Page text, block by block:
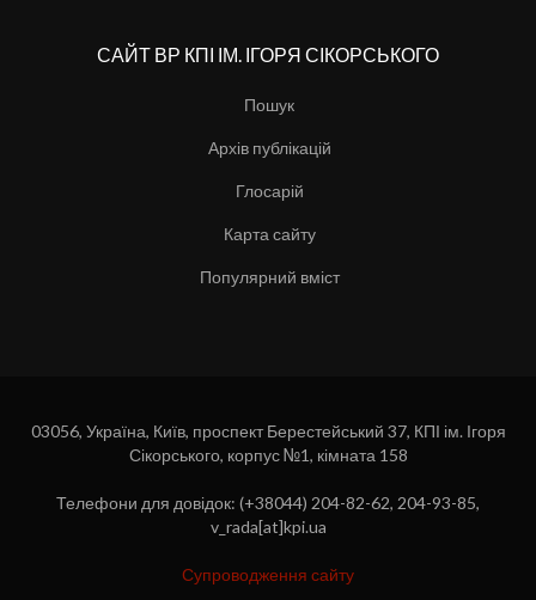
САЙТ ВР КПІ ІМ. ІГОРЯ СІКОРСЬКОГО
Пошук
Архів публікацій
Глосарій
Карта сайту
Популярний вміст
03056, Україна, Київ, проспект Берестейський 37, КПІ ім. Ігоря
Сікорського, корпус №1, кімната 158
Телефони для довідок: (+38044) 204-82-62, 204-93-85,
v_rada[at]kpi.ua
Супроводження сайту